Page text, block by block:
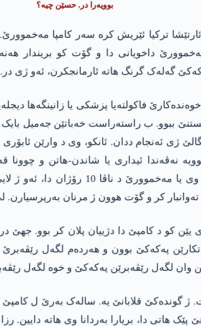
بوویەرا در. حسێن چیە؟
ئارتێشا ترکیا ئێریش کرە سەر کامپا
داخویانی دا و گۆت کو بریندار
گەلەک گرنگ ھاتە ئارمانجکرن، ئەو ژی
ببوو. ب راستەراست خەباتێن جەمیل
ژی ئەنجام ددان. ئانکو، وی د وارێن
نەڤەندا ئیداری یا شاندن-ھاتن و
بەرپرسێ کامپێ وەزیفەدارکر. پشتی
کر و گۆت ھوون ژ مرنان بەرپرسیارن.
کو د کامپێ دا دژییان پلان کر بوو. جھێ
پەکەکێ بوون و ھەردەم لگەل رێڤەبرێ
وان لگەل رێڤەبرێن پەکەکێ و خوە لگەل
قلابانێ یە. سالەک بەرێ ل کامپێ
پێک ھاتی دا، بریارا بەردانا وی ھاتە